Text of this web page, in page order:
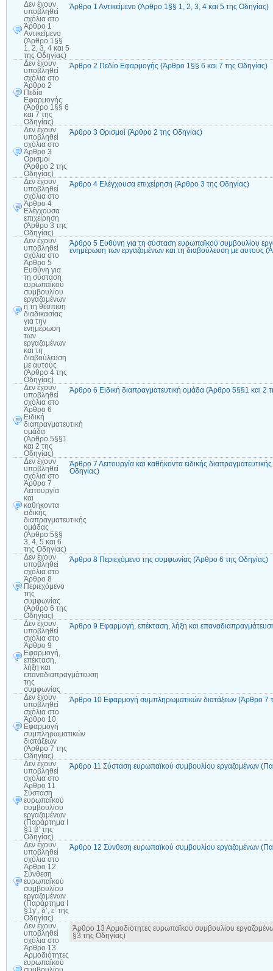
Δεν έχουν
υποβληθεί
σχόλια στο
Άρθρο 1
Αντικείμενο
(Άρθρο 1§§
1, 2, 3, 4 και 5
της Οδηγίας)
Άρθρο 1 Αντικείμενο (Άρθρο 1§§ 1, 2, 3, 4 και 5 της Οδηγίας)
Δεν έχουν
υποβληθεί
σχόλια στο
Άρθρο 2
Πεδίο
Εφαρμογής
(Άρθρο 1§§ 6
και 7 της
Οδηγίας)
Άρθρο 2 Πεδίο Εφαρμογής (Άρθρο 1§§ 6 και 7 της Οδηγίας)
Δεν έχουν
υποβληθεί
σχόλια στο
Άρθρο 3
Ορισμοί
(Άρθρο 2 της
Οδηγίας)
Άρθρο 3 Ορισμοί (Άρθρο 2 της Οδηγίας)
Δεν έχουν
υποβληθεί
σχόλια στο
Άρθρο 4
Ελέγχουσα
επιχείρηση
(Άρθρο 3 της
Οδηγίας)
Άρθρο 4 Ελέγχουσα επιχείρηση (Άρθρο 3 της Οδηγίας)
Δεν έχουν
υποβληθεί
σχόλια στο
Άρθρο 5
Ευθύνη για
τη σύσταση
ευρωπαϊκού
συμβουλίου
εργαζομένων
ή τη θέσπιση
διαδικασίας
για την
ενημέρωση
των
εργαζομένων
και τη
διαβούλευση
με αυτούς
(Άρθρο 4 της
Οδηγίας)
Άρθρο 5 Ευθύνη για τη σύσταση ευρωπαϊκού συμβουλίου
ενημέρωση των εργαζομένων και τη διαβούλευση με αυτούς
Δεν έχουν
υποβληθεί
σχόλια στο
Άρθρο 6
Ειδική
διαπραγματευτική
ομάδα
(Άρθρο 5§§1
και 2 της
Οδηγίας)
Άρθρο 6 Ειδική διαπραγματευτική ομάδα (Άρθρο 5§§1 και 2
Δεν έχουν
υποβληθεί
σχόλια στο
Άρθρο 7
Λειτουργία
και
καθήκοντα
ειδικής
διαπραγματευτικής
ομάδας
(Άρθρο 5§§
3, 4, 5 και 6
της Οδηγίας)
Άρθρο 7 Λειτουργία και καθήκοντα ειδικής
Οδηγίας)
Δεν έχουν
υποβληθεί
σχόλια στο
Άρθρο 8
Περιεχόμενο
της
συμφωνίας
(Άρθρο 6 της
Οδηγίας)
Άρθρο 8 Περιεχόμενο της συμφωνίας (Άρθρο 6 της Οδηγίας)
Δεν έχουν
υποβληθεί
σχόλια στο
Άρθρο 9
Εφαρμογή,
επέκταση,
λήξη και
επαναδιαπραγμάτευση
της
συμφωνίας
Άρθρο 9 Εφαρμογή, επέκταση, λήξη και
Δεν έχουν
υποβληθεί
σχόλια στο
Άρθρο 10
Εφαρμογή
συμπληρωματικών
διατάξεων
(Άρθρο 7 της
Οδηγίας)
Άρθρο 10 Εφαρμογή συμπληρωματικών διατάξεων (Άρθρο 7
Δεν έχουν
υποβληθεί
σχόλια στο
Άρθρο 11
Σύσταση
ευρωπαϊκού
συμβουλίου
εργαζομένων
(Παράρτημα Ι
§1 β’ της
Οδηγίας)
Άρθρο 11 Σύσταση ευρωπαϊκού συμβουλίου εργαζομένων
Δεν έχουν
υποβληθεί
σχόλια στο
Άρθρο 12
Σύνθεση
ευρωπαϊκού
συμβουλίου
εργαζομένων
(Παράρτημα Ι
§1γ’, δ’, ε’ της
Οδηγίας)
Άρθρο 12 Σύνθεση ευρωπαϊκού συμβουλίου εργαζομένων
Δεν έχουν
υποβληθεί
σχόλια στο
Άρθρο 13
Αρμοδιότητες
ευρωπαϊκού
Άρθρο 13 Αρμοδιότητες ευρωπαϊκού συμβουλίου
§3 της Οδηγίας)